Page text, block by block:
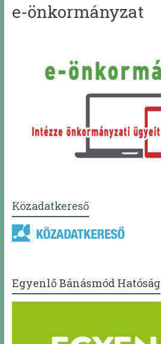
e-önkormányzat
Közadatkereső
Egyenlő Bánásmód Hatóság